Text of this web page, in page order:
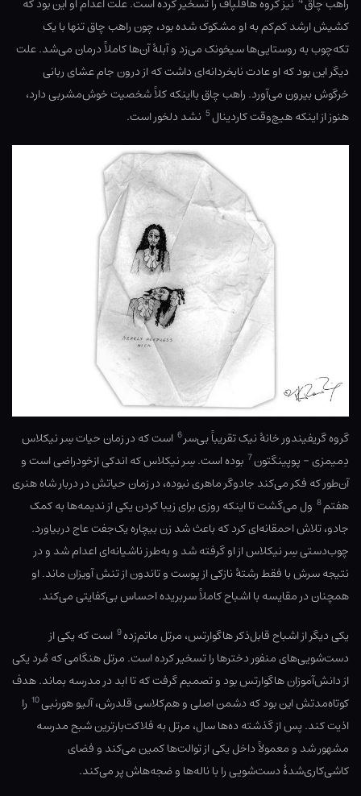
راهب چاق نیز گروه هافلپاف را تسخیر کرده است. علت اعدام او این بود که
کشیش ارشد کم‌کم به او مشکوک شده بود، چون راهب چاق تنها با یک
تکه‌چوب به روستایی‌ها سیخونک می‌زد و آبلهٔ آن‌ها کاملاً درمان می‌شد. علت
دیگر این بود که او عادت نابخردانه‌ای داشت که از درون جام عشای ربانی
خرگوش بیرون می‌آورد. راهب چاق بااینکه کلاً شخصیت خوش‌مشربی دارد،
هنوز از اینکه هیچ‌وقت کاردینال5 نشد دلخور است.
گروه گریفیندور خانهٔ نیک تقریباً بی‌سر6 است که در زمان حیات سِر نیکلاس
دِمیمزی – پوپینگتون7 بوده است. سِر نیکلاس که اندکی ازخودراضی است و
آن‌طور که فکر می‌کند جادوگر ماهری نبوده، در زمان حیاتش در دربار شاه هنری
هفتم8 ول می‌گشت تا اینکه روزی برای زیبا کردن یکی از ندیمه‌ها به کمک
جادو، تلاش احمقانه‌ای کرد که باعث شد زن بیچاره یک‌جفت عاج دربیاورد.
چوب‌دستی سِر نیکلاس از او گرفته شد و به‌طرز ناشیانه‌ای اعدام شد و در
نتیجه سرش با فقط رشتهٔ نازکی از پوست و تاندون از تنش آویزان ماند. او
همچنان در مقایسه با اشباح کاملاً سربریده احساس بی‌کفایتی می‌کند.
یکی دیگر از اشباح قابل‌ذکر هاگوارتس، مرتل ماتم‌زده9 است که یکی از
دست‌شویی‌های منفور دخترها را تسخیر کرده است. مرتل هنگامی که مُرد یکی
از دانش‌آموزان هاگوارتس بود و تصمیم گرفت که تا ابد در مدرسه بماند. هدف
کوتاه‌مدتش این بود که دشمن اصلی و هم‌کلاسی قلدرش، آلیو هورنبی10 را
اذیت کند. پس از گذشته ده‌ها سال، مرتل به فلاکت‌بارترین شبح مدرسه
مشهور شد و معمولاً داخل یکی از توالت‌ها کمین می‌کند و فضای
کاشی‌کاری‌شدهٔ دست‌شویی را با ناله‌ها و ضجه‌هاش پر می‌کند.